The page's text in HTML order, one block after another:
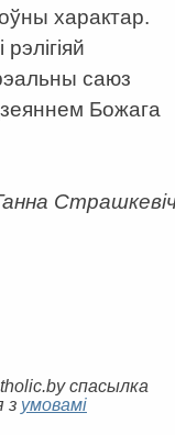
характар.
саюз
Божага
спасылка
з умовамі